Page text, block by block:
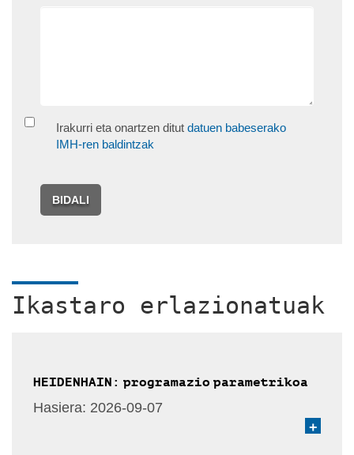
Irakurri eta onartzen ditut datuen babeserako
IMH-ren baldintzak
BIDALI
Ikastaro erlazionatuak
HEIDENHAIN: programazio parametrikoa
Hasiera: 2026-09-07
+